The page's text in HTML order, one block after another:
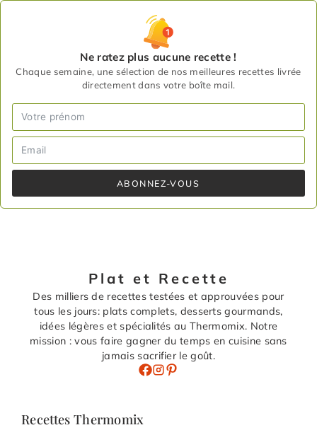
Ne ratez plus aucune recette !
Chaque semaine, une sélection de nos meilleures recettes livrée
directement dans votre boîte mail.
ABONNEZ-VOUS
Plat et Recette
Des milliers de recettes testées et approuvées pour
tous les jours: plats complets, desserts gourmands,
idées légères et spécialités au Thermomix. Notre
mission : vous faire gagner du temps en cuisine sans
jamais sacrifier le goût.
Recettes Thermomix